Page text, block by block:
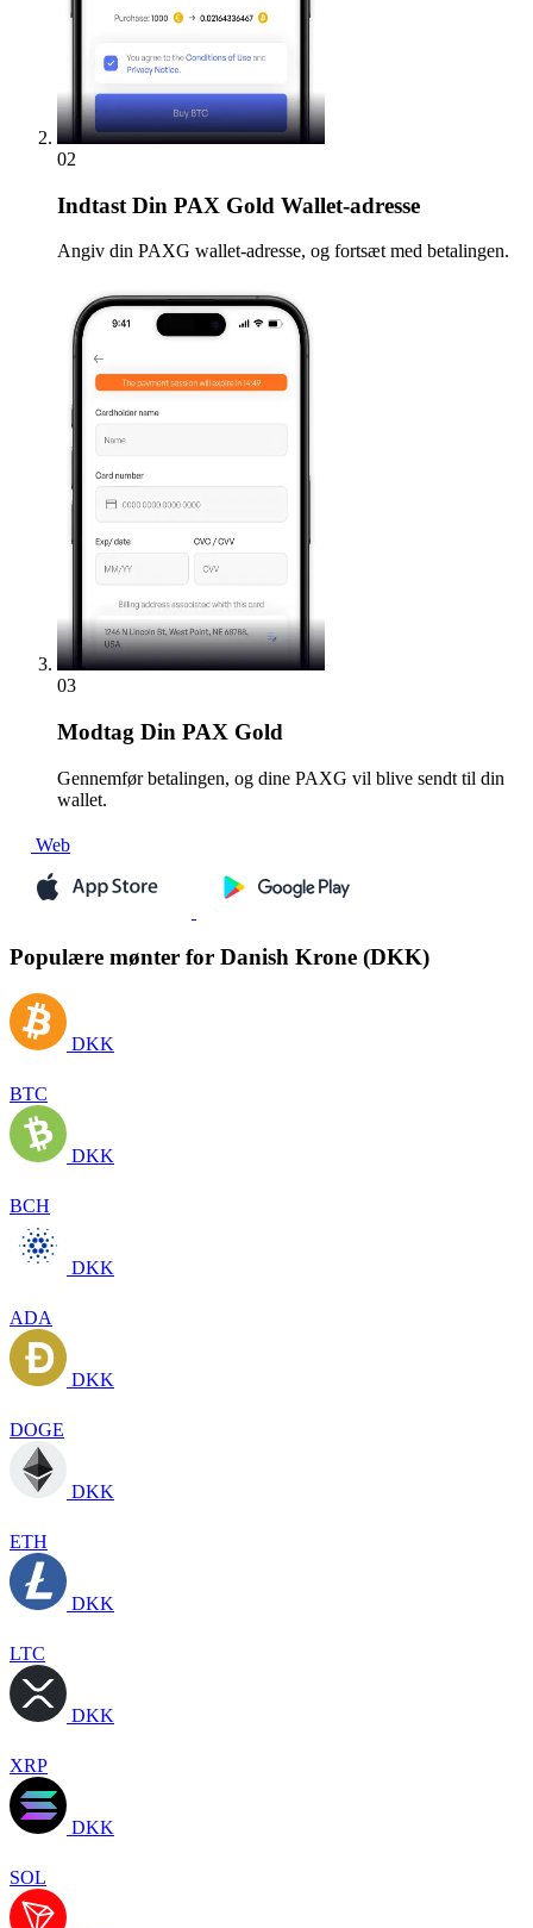
02
Indtast Din PAX Gold Wallet-adresse
Angiv din PAXG wallet-adresse, og fortsæt med betalingen.
03
Modtag Din PAX Gold
Gennemfør betalingen, og dine PAXG vil blive sendt til din
wallet.
Web
Populære mønter for Danish Krone (DKK)
DKK
BTC
DKK
BCH
DKK
ADA
DKK
DOGE
DKK
ETH
DKK
LTC
DKK
XRP
DKK
SOL